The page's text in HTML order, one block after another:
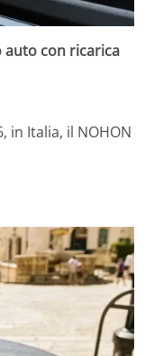
auto con ricarica
in Italia, il NOHON